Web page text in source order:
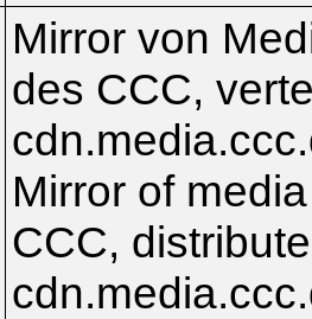
Mirror von
des CCC,
Mirror of
CCC,